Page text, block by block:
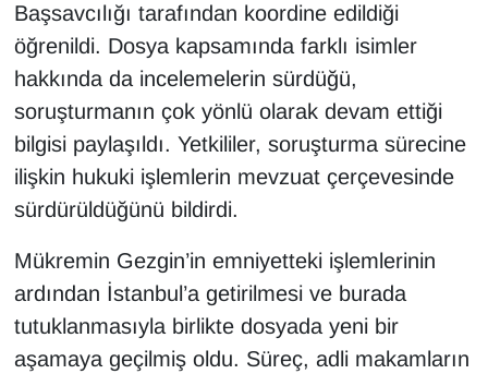
Başsavcılığı tarafından koordine edildiği
öğrenildi. Dosya kapsamında farklı isimler
hakkında da incelemelerin sürdüğü,
soruşturmanın çok yönlü olarak devam ettiği
bilgisi paylaşıldı. Yetkililer, soruşturma sürecine
ilişkin hukuki işlemlerin mevzuat çerçevesinde
sürdürüldüğünü bildirdi.
Mükremin Gezgin’in emniyetteki işlemlerinin
ardından İstanbul’a getirilmesi ve burada
tutuklanmasıyla birlikte dosyada yeni bir
aşamaya geçilmiş oldu. Süreç, adli makamların